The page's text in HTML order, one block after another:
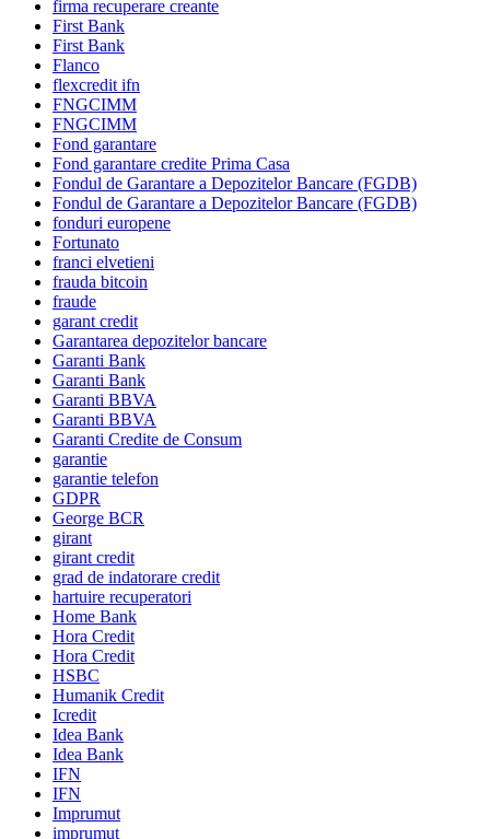
firma recuperare creante
First Bank
First Bank
Flanco
flexcredit ifn
FNGCIMM
FNGCIMM
Fond garantare
Fond garantare credite Prima Casa
Fondul de Garantare a Depozitelor Bancare (FGDB)
Fondul de Garantare a Depozitelor Bancare (FGDB)
fonduri europene
Fortunato
franci elvetieni
frauda bitcoin
fraude
garant credit
Garantarea depozitelor bancare
Garanti Bank
Garanti Bank
Garanti BBVA
Garanti BBVA
Garanti Credite de Consum
garantie
garantie telefon
GDPR
George BCR
girant
girant credit
grad de indatorare credit
hartuire recuperatori
Home Bank
Hora Credit
Hora Credit
HSBC
Humanik Credit
Icredit
Idea Bank
Idea Bank
IFN
IFN
Imprumut
imprumut